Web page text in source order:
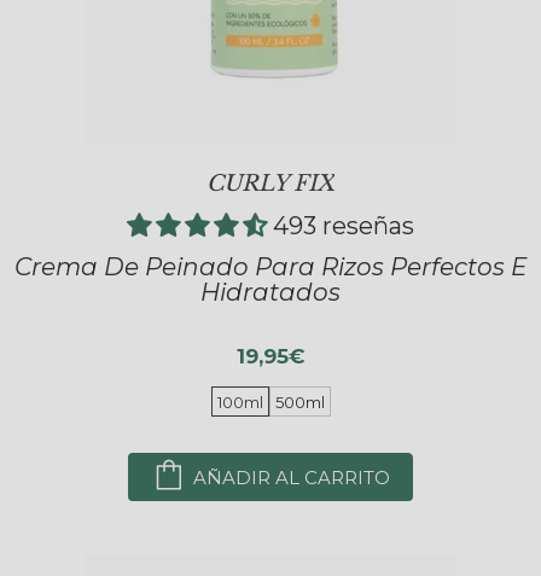
CURLY FIX
493 reseñas
Crema De Peinado Para Rizos Perfectos E
Hidratados
19,95€
100ml 500ml
AÑADIR AL CARRITO